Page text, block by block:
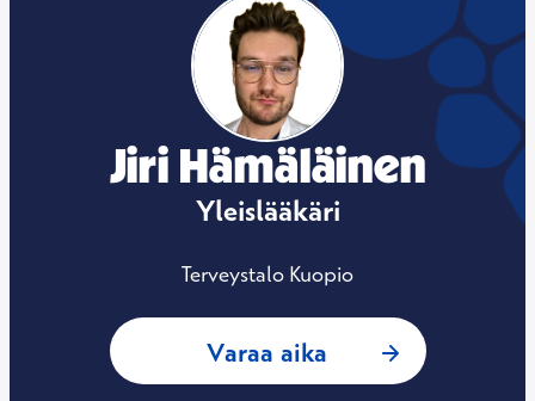
Jiri Hämäläinen
Yleislääkäri
Terveystalo Kuopio
Varaa aika : Jiri